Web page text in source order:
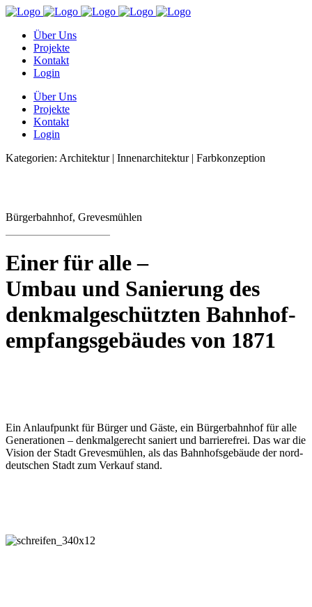
Über Uns
Projekte
Kontakt
Login
Über Uns
Projekte
Kontakt
Login
Kategorien: Architektur | Innenarchitektur | Farbkonzeption
Bürgerbahnhof, Grevesmühlen
Einer für alle –
Umbau und Sanie­rung des
denkmal­ge­schützten Bahn­hof­
empf­angs­­gebäudes von 1871
Ein Anlaufpunkt für Bürger und Gäste, ein Bürger­bahn­hof für alle
Gene­ra­ti­onen – denkmal­gerecht saniert und barriere­frei. Das war die
Vision der Stadt Greves­mühlen, als das Bahn­hofs­gebäude der nord­
deutschen Stadt zum Ver­kauf stand.